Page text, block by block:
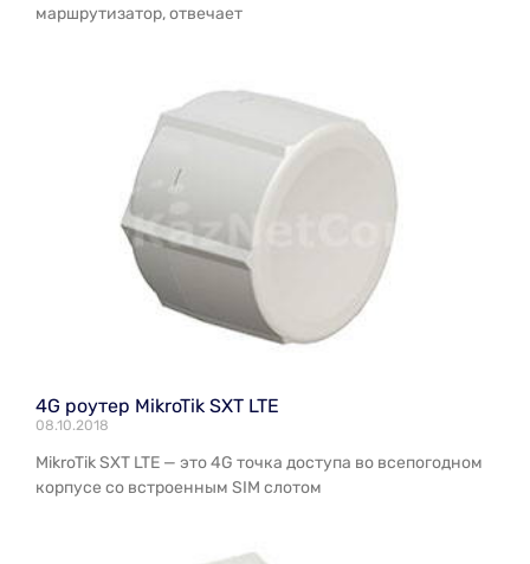
маршрутизатор, отвечает
4G роутер MikroTik SXT LTE
08.10.2018
MikroTik SXT LTE — это 4G точка доступа во всепогодном
корпусе со встроенным SIM слотом